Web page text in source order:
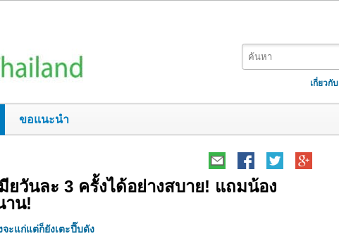
เกี่ยวกับ
ขอแนะนำ
ยวันละ 3 ครั้งได้อย่างสบาย! แถมน้อง
าน!
จะแก่แต่ก็ยังเตะปี๊บดัง